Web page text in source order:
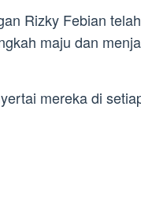
Rizky Febian
maju dan
mereka di